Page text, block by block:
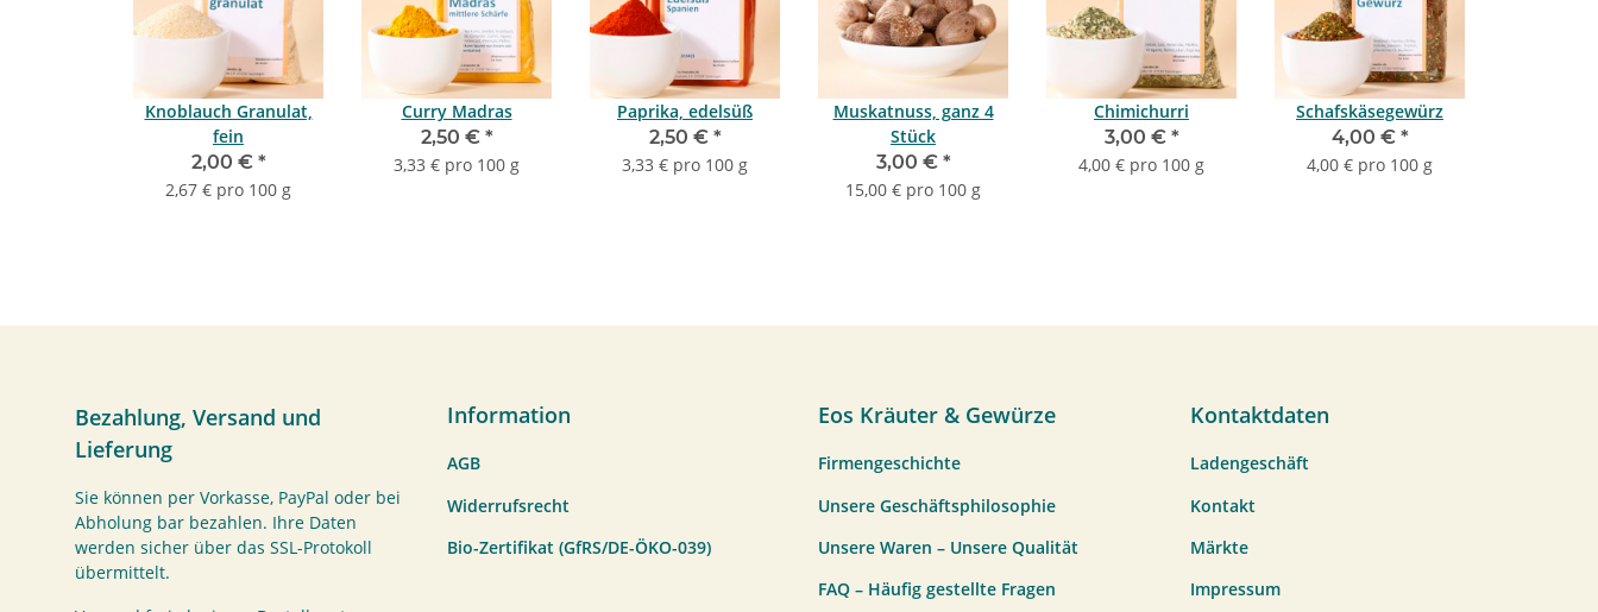
Knoblauch Granulat,
fein
2,00 € *
2,67 € pro 100 g
Curry Madras
2,50 € *
3,33 € pro 100 g
Paprika, edelsüß
2,50 € *
3,33 € pro 100 g
Muskatnuss, ganz 4
Stück
3,00 € *
15,00 € pro 100 g
Chimichurri
3,00 € *
4,00 € pro 100 g
Schafskäsegewürz
4,00 € *
4,00 € pro 100 g
Bezahlung, Versand und
Lieferung
Sie können per Vorkasse, PayPal oder bei
Abholung bar bezahlen. Ihre Daten
werden sicher über das SSL-Protokoll
übermittelt.
Information
AGB
Widerrufsrecht
Bio-Zertifikat (GfRS/DE-ÖKO-039)
Eos Kräuter & Gewürze
Firmengeschichte
Unsere Geschäftsphilosophie
Unsere Waren – Unsere Qualität
FAQ – Häufig gestellte Fragen
Kontaktdaten
Ladengeschäft
Kontakt
Märkte
Impressum